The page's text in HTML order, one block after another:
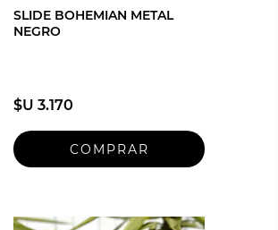
SLIDE BOHEMIAN METAL
NEGRO
$U 3.170